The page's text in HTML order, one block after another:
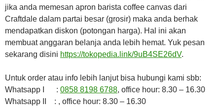
jika anda memesan apron barista coffee canvas dari
Craftdale dalam partai besar (grosir) maka anda berhak
mendapatkan diskon (potongan harga). Hal ini akan
membuat anggaran belanja anda lebih hemat. Yuk pesan
sekarang disini https://tokopedia.link/9uB4SE26dV.
Untuk order atau info lebih lanjut bisa hubungi kami sbb:
Whatsapp I : 0858 8198 6788, office hour: 8.30 – 16.30
Whatsapp II : , office hour: 8.30 – 16.30